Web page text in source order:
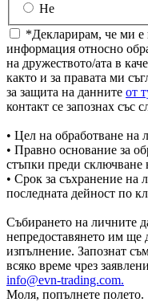
Не
*Декларирам, че ми е
информация относно
на дружеството/ата в
както и за правата ми
за защита на данните от
контакт се запознах със
• Цел на обработване на
• Правно основание за
стъпки преди сключване
• Срок за съхранение на
последната дейност по
Събирането на личните
непредоставянето им ще
изпълнение. Запознат
всяко време чрез
info@evn-trading.com.
Моля, попълнете полето.